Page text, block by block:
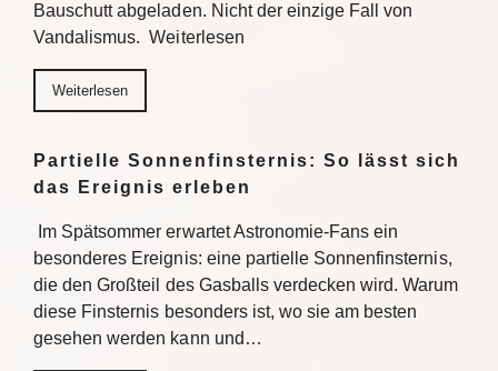
Bauschutt abgeladen. Nicht der einzige Fall von
Vandalismus. Weiterlesen
Weiterlesen
Partielle Sonnenfinsternis: So lässt sich
das Ereignis erleben
Im Spätsommer erwartet Astronomie-Fans ein
besonderes Ereignis: eine partielle Sonnenfinsternis,
die den Großteil des Gasballs verdecken wird. Warum
diese Finsternis besonders ist, wo sie am besten
gesehen werden kann und…